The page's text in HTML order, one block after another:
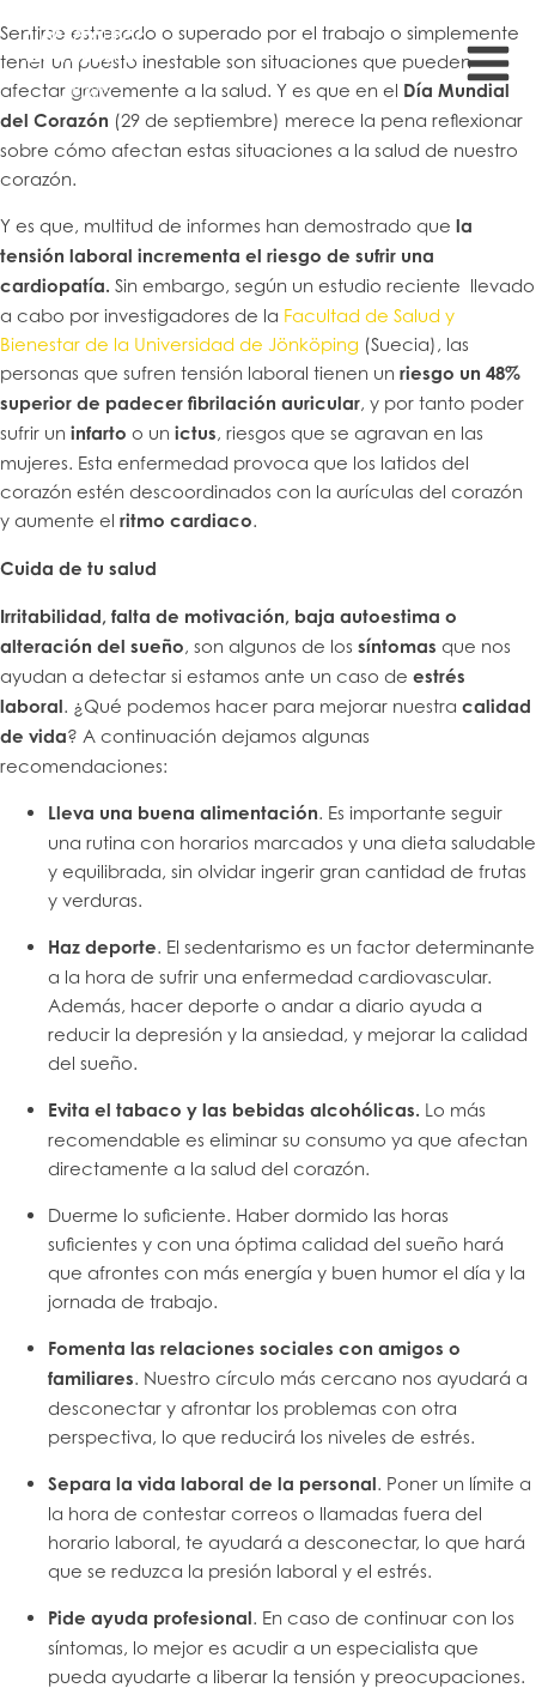
Sentirse estresado o superado por el trabajo o simplemente
tener un puesto inestable son situaciones que pueden
afectar gravemente a la salud. Y es que en el Día Mundial
del Corazón (29 de septiembre) merece la pena reflexionar
sobre cómo afectan estas situaciones a la salud de nuestro
corazón.
Y es que, multitud de informes han demostrado que la
tensión laboral incrementa el riesgo de sufrir una
cardiopatía. Sin embargo, según un estudio reciente llevado
a cabo por investigadores de la Facultad de Salud y
Bienestar de la Universidad de Jönköping (Suecia), las
personas que sufren tensión laboral tienen un riesgo un 48%
superior de padecer fibrilación auricular, y por tanto poder
sufrir un infarto o un ictus, riesgos que se agravan en las
mujeres. Esta enfermedad provoca que los latidos del
corazón estén descoordinados con la aurículas del corazón
y aumente el ritmo cardiaco.
Cuida de tu salud
Irritabilidad, falta de motivación, baja autoestima o
alteración del sueño, son algunos de los síntomas que nos
ayudan a detectar si estamos ante un caso de estrés
laboral. ¿Qué podemos hacer para mejorar nuestra calidad
de vida? A continuación dejamos algunas
recomendaciones:
Lleva una buena alimentación. Es importante seguir
una rutina con horarios marcados y una dieta saludable
y equilibrada, sin olvidar ingerir gran cantidad de frutas
y verduras.
Haz deporte. El sedentarismo es un factor determinante
a la hora de sufrir una enfermedad cardiovascular.
Además, hacer deporte o andar a diario ayuda a
reducir la depresión y la ansiedad, y mejorar la calidad
del sueño.
Evita el tabaco y las bebidas alcohólicas. Lo más
recomendable es eliminar su consumo ya que afectan
directamente a la salud del corazón.
Duerme lo suficiente. Haber dormido las horas
suficientes y con una óptima calidad del sueño hará
que afrontes con más energía y buen humor el día y la
jornada de trabajo.
Fomenta las relaciones sociales con amigos o
familiares. Nuestro círculo más cercano nos ayudará a
desconectar y afrontar los problemas con otra
perspectiva, lo que reducirá los niveles de estrés.
Separa la vida laboral de la personal. Poner un límite a
la hora de contestar correos o llamadas fuera del
horario laboral, te ayudará a desconectar, lo que hará
que se reduzca la presión laboral y el estrés.
Pide ayuda profesional. En caso de continuar con los
síntomas, lo mejor es acudir a un especialista que
pueda ayudarte a liberar la tensión y preocupaciones.